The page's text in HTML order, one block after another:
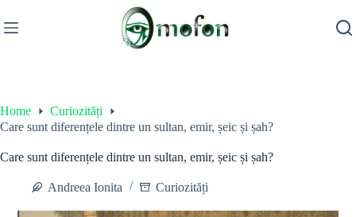
to
content
Home
Curiozități
Care sunt diferențele dintre un sultan, emir, șeic și șah?
Care sunt diferențele dintre un sultan, emir, șeic și șah?
Andreea Ionita Curiozități